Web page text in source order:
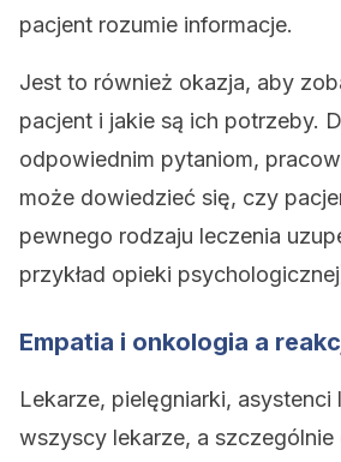
pacjent rozumie informacje.
Jest to również okazja, aby
pacjent i jakie są ich potrzeby.
odpowiednim pytaniom,
może dowiedzieć się, czy
pewnego rodzaju leczenia
przykład opieki
Empatia i onkologia a
Lekarze, pielęgniarki, asystenci
wszyscy lekarze, a